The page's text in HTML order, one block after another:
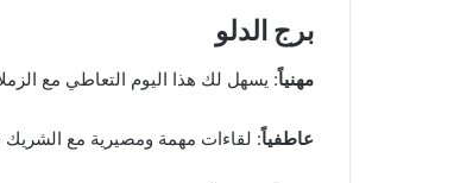
برج الدلو
مهنياً: يسهل لك هذا اليوم التعاطي مع
عاطفياً: لقاءات مهمة ومصيرية مع الشريك